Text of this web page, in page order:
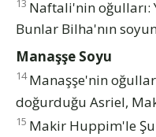
Naftali'nin oğulları:
Bunlar Bilha'nın
Manaşşe Soyu
14 Manaşşe'nin
doğurduğu Asriel,
15 Makir Huppim'le